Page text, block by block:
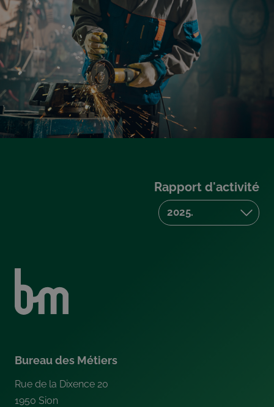
Bureau des Métiers
Rue de la Dixence 20
1950 Sion
Rapport d'activité